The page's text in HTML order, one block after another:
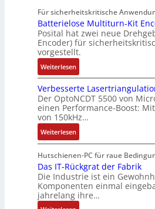
L
3
f
ü
r
s
i
c
h
e
r
e
E
n
t
w
i
o
b
o
t
,
3
M
i
l
l
i
o
n
e
n
A
r
b
e
i
t
s
u
t
o
m
a
t
i
o
n
e
x
p
a
n
d
i
e
r
f
t
r
a
g
s
e
i
n
g
a
n
g
i
m
M
a
s
Für sicherheitskritische
Batterielose Multiturn-Kit
Posital hat zwei neue
Encoder) für
vorgestellt.
Weiterlesen:
B
a
t
t
e
r
i
e
l
o
s
e
Verbesserte
Der OptoNCDT 5500 von
einen Performance-Boost:
von 150kHz…
Weiterlesen:
V
e
r
b
e
s
Hutschienen-PC für raue
Das IT-Rückgrat der Fabrik
Die Industrie ist ein
Komponenten einmal
jahrelang ihre…